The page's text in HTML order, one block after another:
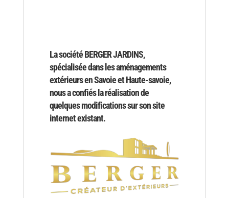
La sociétéBERGER JARDINS,
spécialisée dans les aménagements
extérieurs en Savoie et Haute-savoie,
nous a confiés la réalisation de
quelques modifications sur son site
internet existant.